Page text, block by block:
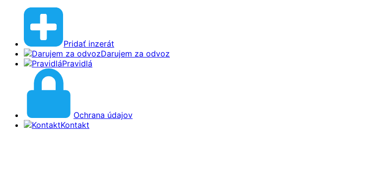
Pridať inzerát
Darujem za odvoz
Pravidlá
Ochrana údajov
Kontakt